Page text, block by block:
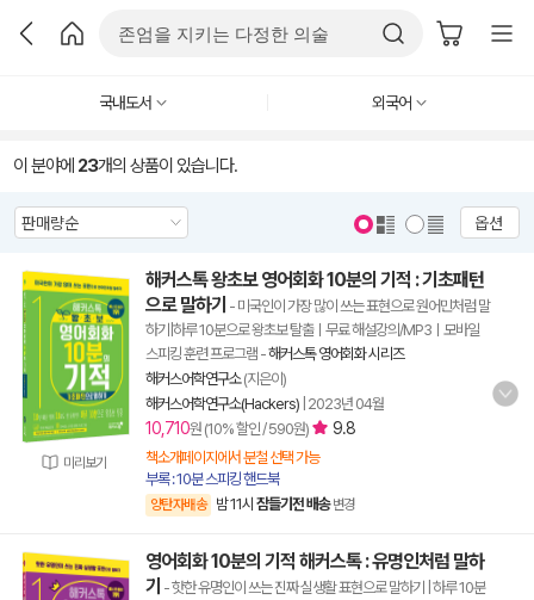
국내도서 외국어
이 분야에 23개의 상품이 있습니다.
옵션
미리보기
해커스톡 왕초보 영어회화 10분의 기적 : 기초패턴
으로 말하기 - 미국인이 가장 많이 쓰는 표현으로 원어민처럼 말
하기|하루 10분으로 왕초보 탈출ㅣ무료 해설강의/MP3ㅣ모바일
스피킹 훈련 프로그램 -해커스톡 영어회화 시리즈
해커스어학연구소(지은이)
해커스어학연구소(Hackers) 2023년 04월
10,710원 (10% 할인 / 590원) 9.8
책소개페이지에서 분철 선택 가능
부록 : 10분 스피킹 핸드북
양탄자배송 밤 11시 잠들기전 배송 변경
영어회화 10분의 기적 해커스톡 : 유명인처럼 말하
기 - 핫한 유명인이 쓰는 진짜 실생활 표현으로 말하기 | 하루 10분